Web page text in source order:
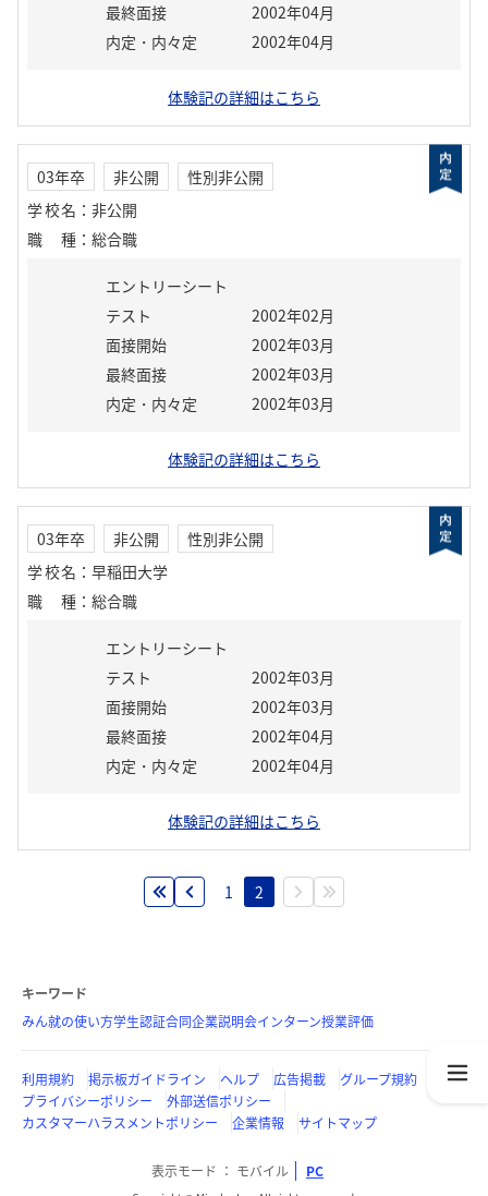
最終面接
2002年04月
内定・内々定
2002年04月
体験記の詳細はこちら
03年卒 非公開
性別非公開
学校名 ： 非公開
職種 ： 総合職
エントリーシート
テスト
2002年02月
面接開始
2002年03月
最終面接
2002年03月
内定・内々定
2002年03月
体験記の詳細はこちら
03年卒 非公開
性別非公開
学校名 ： 早稲田大学
職種 ： 総合職
エントリーシート
テスト
2002年03月
面接開始
2002年03月
最終面接
2002年04月
内定・内々定
2002年04月
体験記の詳細はこちら
1 2
キーワード
みん就の使い方学生認証合同企業説明会インターン授業評価
利用規約 掲示板ガイドライン ヘルプ 広告掲載
グループ規約
プライバシーポリシー
外部送信ポリシー
カスタマーハラスメントポリシー
企業情報 サイトマップ
表示モード モバイル PC